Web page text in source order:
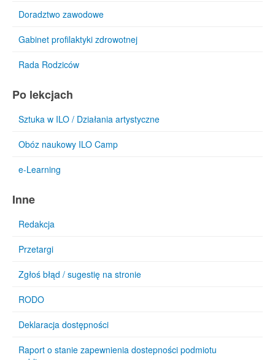
Doradztwo zawodowe
Gabinet profilaktyki zdrowotnej
Rada Rodziców
Po lekcjach
Sztuka w ILO / Działania artystyczne
Obóz naukowy ILO Camp
e-Learning
Inne
Redakcja
Przetargi
Zgłoś błąd / sugestię na stronie
RODO
Deklaracja dostępności
Raport o stanie zapewnienia dostepności podmiotu